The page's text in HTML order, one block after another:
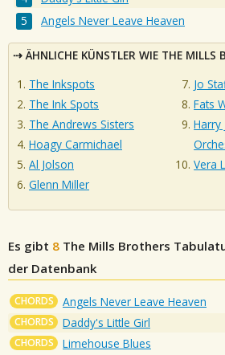
Angels Never Leave Heaven
ÄHNLICHE KÜNSTLER WIE THE MILLS
The Inkspots
The Ink Spots
The Andrews Sisters
Hoagy Carmichael
Al Jolson
Glenn Miller
Jo
Fats
Harry
Vera
Es gibt 8 The Mills Brothers
der Datenbank
CHORDS Angels Never Leave Heaven
CHORDS Daddy's Little Girl
CHORDS Limehouse Blues